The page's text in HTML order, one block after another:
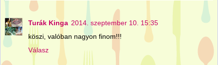
Turák Kinga 2014. szeptember 10. 15:35
köszi, valóban nagyon finom!!!
Válasz